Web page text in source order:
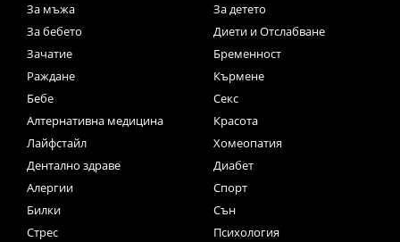
За мъжа
За детето
За бебето
Диети и Отслабване
Зачатие
Бременност
Раждане
Кърмене
Бебе
Секс
Алтернативна медицина
Красота
Лайфстайл
Хомеопатия
Дентално здраве
Диабет
Алергии
Спорт
Билки
Сън
Стрес
Психология